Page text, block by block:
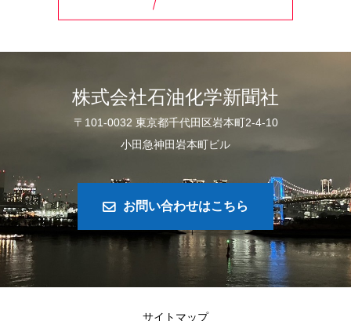
株式会社石油化学新聞社
〒101-0032 東京都千代田区岩本町2-4-10
小田急神田岩本町ビル
お問い合わせはこちら
サイトマップ